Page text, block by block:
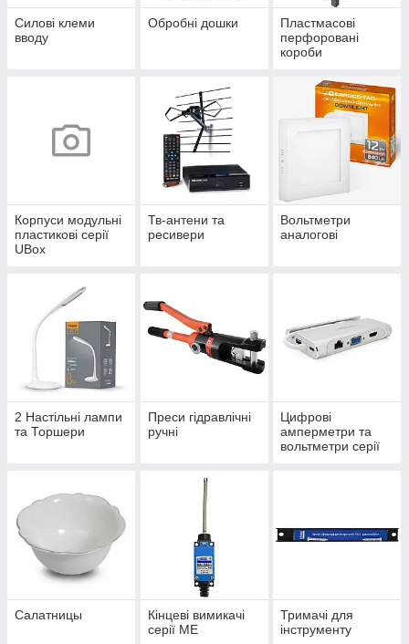
Силові клеми
вводу
Обробні дошки
Пластмасові
перфоровані
короби
Корпуси модульні
пластикові серії
UBox
Тв-антени та
ресивери
Вольтметри
аналогові
2 Настільні лампи
та Торшери
Преси гідравлічні
ручні
Цифрові
амперметри та
вольтметри серії
Салатницы
Кінцеві вимикачі
серії МЕ
Тримачі для
інструменту